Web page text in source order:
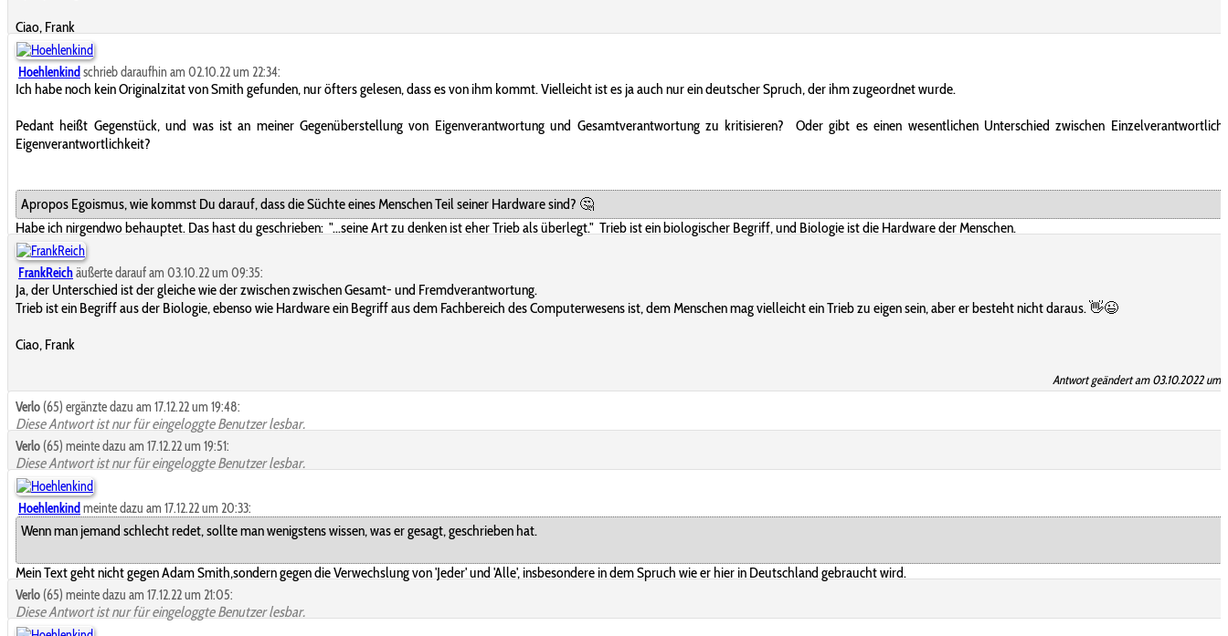
Ciao, Frank
Hoehlenkind schrieb daraufhin am 02.10.22 um 22:34:
Ich habe noch kein Originalzitat von Smith gefunden, nur öfters gelesen, dass es von ihm kommt. Vielleicht ist es ja auch nur ein deutscher Spruch, der ihm zugeordnet wurde.
Pedant heißt Gegenstück, und was ist an meiner Gegenüberstellung von Eigenverantwortung und Gesamtverantwortung zu kritisieren? Oder gibt es einen wesentlichen Unterschied zwischen
Eigenverantwortlichkeit?
Apropos Egoismus, wie kommst Du darauf, dass die Süchte eines Menschen Teil seiner Hardware sind? 🤔
Habe ich nirgendwo behauptet. Das hast du geschrieben: "...seine Art zu denken ist eher Trieb als überlegt." Trieb ist ein biologischer Begriff, und Biologie ist die Hardware der Menschen.
FrankReichäußerte darauf am 03.10.22 um 09:35:
Ja, der Unterschied ist der gleiche wie der zwischen zwischen Gesamt- und Fremdverantwortung.
Trieb ist ein Begriff aus der Biologie, ebenso wie Hardware ein Begriff aus dem Fachbereich des Computerwesens ist, dem Menschen mag vielleicht ein Trieb zu eigen sein, aber er besteht nicht daraus. 👋😉
Ciao, Frank
Antwort geändert am 03.10.2022 um
Verlo (65) ergänzte dazu am 17.12.22 um 19:48:
Diese Antwort ist nur für eingeloggte Benutzer lesbar.
Verlo (65) meinte dazu am 17.12.22 um 19:51:
Diese Antwort ist nur für eingeloggte Benutzer lesbar.
Hoehlenkind meinte dazu am 17.12.22 um 20:33:
Wenn man jemand schlecht redet, sollte man wenigstens wissen, was er gesagt, geschrieben hat.
Mein Text geht nicht gegen Adam Smith,sondern gegen die Verwechslung von 'Jeder' und 'Alle', insbesondere in dem Spruch wie er hier in Deutschland gebraucht wird.
Verlo (65) meinte dazu am 17.12.22 um 21:05:
Diese Antwort ist nur für eingeloggte Benutzer lesbar.